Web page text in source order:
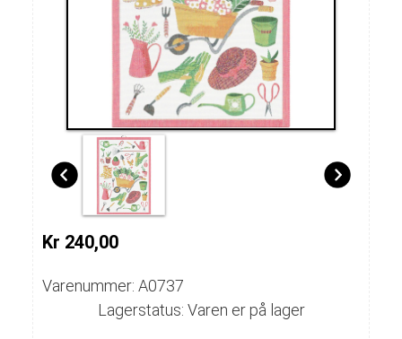
Kr 240,00
Varenummer: A0737
Lagerstatus: Varen er på lager